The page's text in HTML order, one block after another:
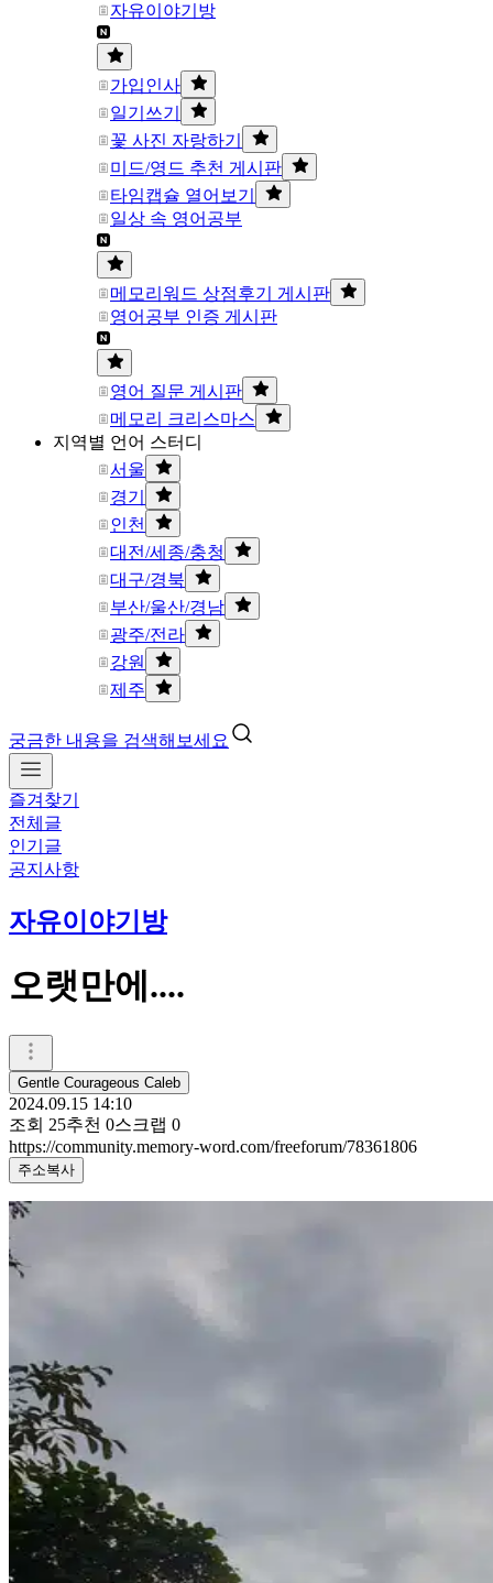
자유이야기방
가입인사
일기쓰기
꽃 사진 자랑하기
미드/영드 추천 게시판
타임캡슐 열어보기
일상 속 영어공부
메모리워드 상점후기 게시판
영어공부 인증 게시판
영어 질문 게시판
메모리 크리스마스
지역별 언어 스터디
서울
경기
인천
대전/세종/충청
대구/경북
부산/울산/경남
광주/전라
강원
제주
궁금한 내용을 검색해보세요
즐겨찾기
전체글
인기글
공지사항
자유이야기방
오랫만에....
Gentle Courageous Caleb
2024.09.15 14:10
조회 25추천 0스크랩 0
https://community.memory-word.com/freeforum/78361806
주소복사